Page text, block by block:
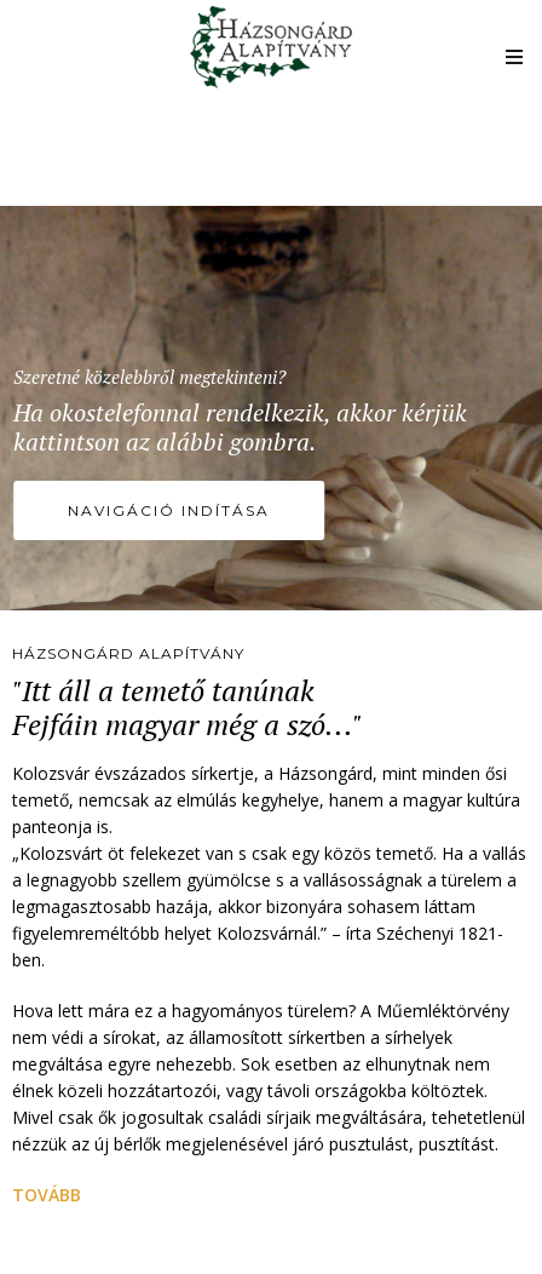
Szeretné közelebbről megtekinteni?
Ha okostelefonnal rendelkezik, akkor kérjük
kattintson az alábbi gombra.
NAVIGÁCIÓ INDÍTÁSA
HÁZSONGÁRD ALAPÍTVÁNY
"Itt áll a temető tanúnak
Fejfáin magyar még a szó..."
Kolozsvár évszázados sírkertje, a Házsongárd, mint minden ősi
temető, nemcsak az elmúlás kegyhelye, hanem a magyar kultúra
panteonja is.
„Kolozsvárt öt felekezet van s csak egy közös temető. Ha a vallás
a legnagyobb szellem gyümölcse s a vallásosságnak a türelem a
legmagasztosabb hazája, akkor bizonyára sohasem láttam
figyelemreméltóbb helyet Kolozsvárnál.” – írta Széchenyi 1821-
ben.
Hova lett mára ez a hagyományos türelem? A Műemléktörvény
nem védi a sírokat, az államosított sírkertben a sírhelyek
megváltása egyre nehezebb. Sok esetben az elhunytnak nem
élnek közeli hozzátartozói, vagy távoli országokba költöztek.
Mivel csak ők jogosultak családi sírjaik megváltására, tehetetlenül
nézzük az új bérlők megjelenésével járó pusztulást, pusztítást.
TOVÁBB